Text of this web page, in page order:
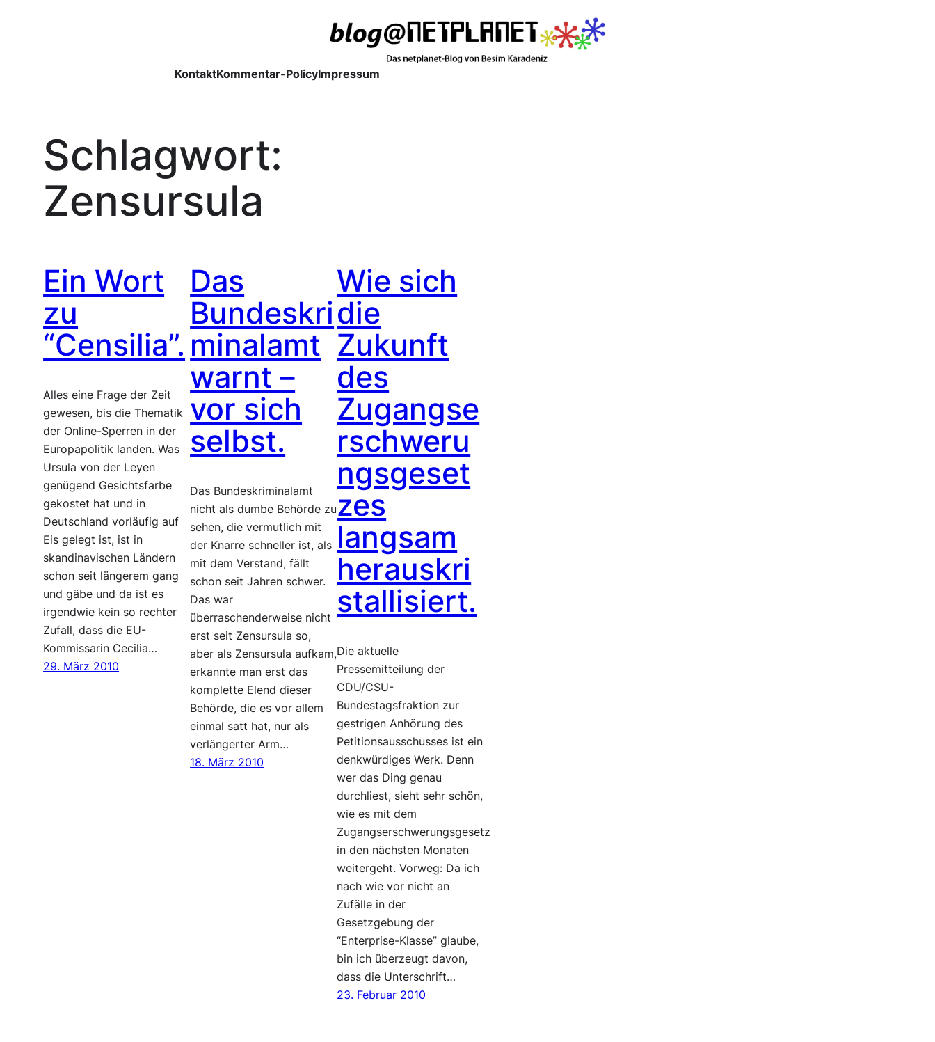
KontaktKommentar-PolicyImpressum
Schlagwort:
Zensursula
Ein Wort
zu
“Censilia”.
Alles eine Frage der Zeit
gewesen, bis die Thematik
der Online-Sperren in der
Europapolitik landen. Was
Ursula von der Leyen
genügend Gesichtsfarbe
gekostet hat und in
Deutschland vorläufig auf
Eis gelegt ist, ist in
skandinavischen Ländern
schon seit längerem gang
und gäbe und da ist es
irgendwie kein so rechter
Zufall, dass die EU-
Kommissarin Cecilia…
29. März 2010
Das
Bundeskri
minalamt
warnt –
vor sich
selbst.
Das Bundeskriminalamt
nicht als dumbe Behörde zu
sehen, die vermutlich mit
der Knarre schneller ist, als
mit dem Verstand, fällt
schon seit Jahren schwer.
Das war
überraschenderweise nicht
erst seit Zensursula so,
aber als Zensursula aufkam,
erkannte man erst das
komplette Elend dieser
Behörde, die es vor allem
einmal satt hat, nur als
verlängerter Arm…
18. März 2010
Wie sich
die
Zukunft
des
Zugangse
rschweru
ngsgeset
zes
langsam
herauskri
stallisiert.
Die aktuelle
Pressemitteilung der
CDU/CSU-
Bundestagsfraktion zur
gestrigen Anhörung des
Petitionsausschusses ist ein
denkwürdiges Werk. Denn
wer das Ding genau
durchliest, sieht sehr schön,
wie es mit dem
Zugangserschwerungsgesetz
in den nächsten Monaten
weitergeht. Vorweg: Da ich
nach wie vor nicht an
Zufälle in der
Gesetzgebung der
“Enterprise-Klasse” glaube,
bin ich überzeugt davon,
dass die Unterschrift…
23. Februar 2010